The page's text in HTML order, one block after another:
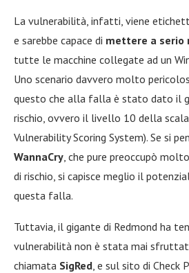
La vulnerabilità, infatti, viene
e sarebbe capace di mettere a serio
tutte le macchine collegate ad un
Uno scenario davvero molto
questo che alla falla è stato dato il
rischio, ovvero il livello 10 della scala
Vulnerability Scoring System). Se si
WannaCry , che pure preoccupò
di rischio, si capisce meglio il
questa falla.
Tuttavia, il gigante di Redmond ha
vulnerabilità non è stata mai
chiamata SigRed , e sul sito di Check